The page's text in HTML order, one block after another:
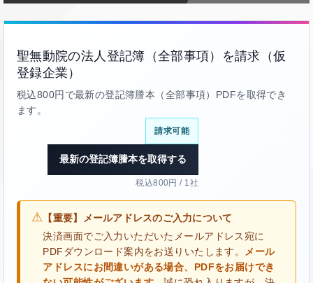
聖無動院の法人登記簿（全部事項）を請求（仮
登録企業）
税込800円で最新の登記簿謄本（全部事項）PDFを取得でき
ます。
請求可能
最新の登記簿謄本を取得する
税込800円 / 1社
⚠ 【重要】メールアドレスのご入力について
決済画面でご入力いただいたメールアドレス宛に
PDFダウンロード案内をお送りいたします。
メール
アドレスにお間違いがある場合、PDFをお届けでき